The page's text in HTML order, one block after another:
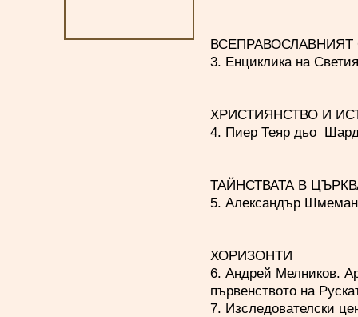
3. Енциклика на
ХРИСТИЯНСТВО И
4. Пиер Теяр дьо
ТАЙНСТВАТА В
5. Александър
ХОРИЗОНТИ
6. Андрей Мелников.
първенството на
7. Изследователски